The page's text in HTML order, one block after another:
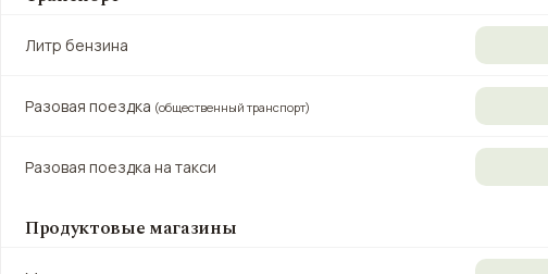
Литр бензина
Разовая поездка (общественный транспорт)
Разовая поездка на такси
Продуктовые магазины